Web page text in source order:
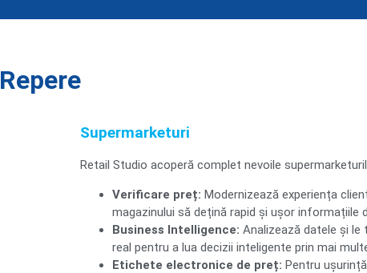
Repere
Supermarketuri
Retail Studio acoperă complet nevoile
Verificare preț: Modernizează experiența
magazinului să dețină rapid și ușor informațiile
Business Intelligence: Analizează datele și
real pentru a lua decizii inteligente prin mai
Etichete electronice de preț: Pentru